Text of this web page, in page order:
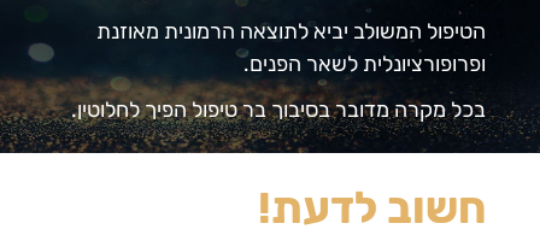
הטיפול המשולב יביא לתוצאה הרמונית מאוזנת
ופרופורציונלית לשאר הפנים.
בכל מקרה מדובר בסיבוך בר טיפול הפיך לחלוטין.
חשוב לדעת!